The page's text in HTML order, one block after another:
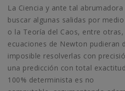
La Ciencia y ante tal
buscar algunas salidas por
o la Teoría del Caos, entre
ecuaciones de Newton pudieran
imposible resolverlas con
una predicción con total
100% determinista es no